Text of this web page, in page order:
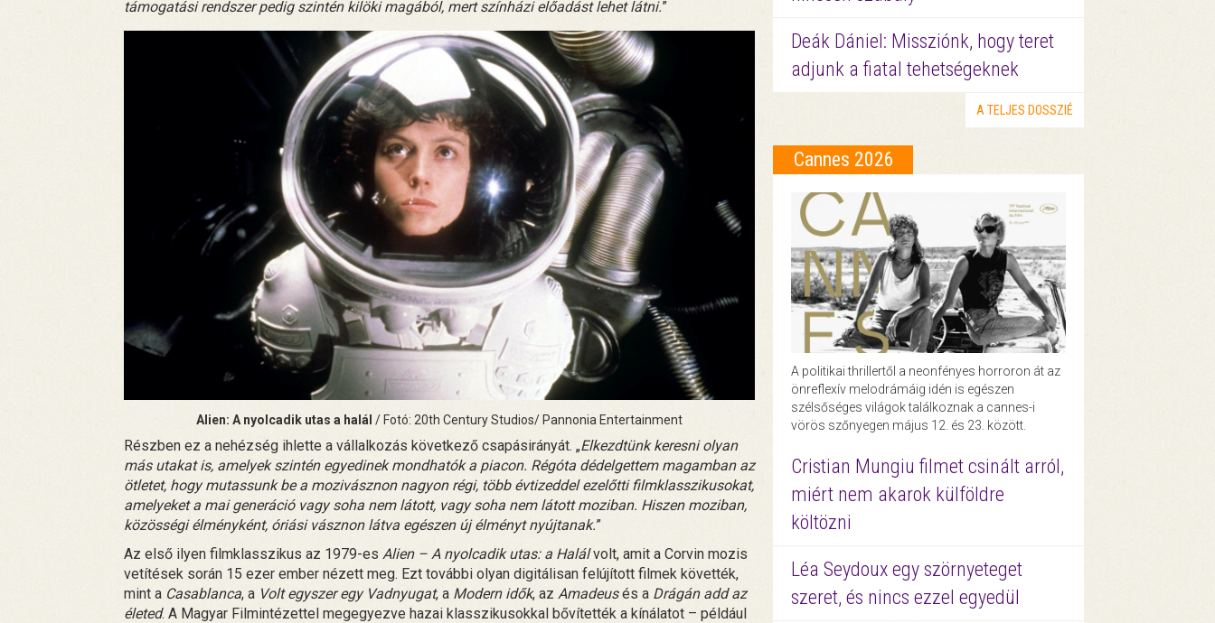
támogatási rendszer pedig szintén kilöki magából, mert színházi előadást lehet látni.”
Alien: A nyolcadik utas a halál / Fotó: 20th Century Studios/ Pannonia Entertainment
Részben ez a nehézség ihlette a vállalkozás következő csapásirányát. „Elkezdtünk keresni olyan
más utakat is, amelyek szintén egyedinek mondhatók a piacon. Régóta dédelgettem magamban az
ötletet, hogy mutassunk be a mozivásznon nagyon régi, több évtizeddel ezelőtti filmklasszikusokat,
amelyeket a mai generáció vagy soha nem látott, vagy soha nem látott moziban. Hiszen moziban,
közösségi élményként, óriási vásznon látva egészen új élményt nyújtanak.”
Az első ilyen filmklasszikus az 1979-es Alien – A nyolcadik utas: a Halálvolt, amit a Corvin mozis
vetítések során 15 ezer ember nézett meg. Ezt további olyan digitálisan felújított filmek követték,
mint a Casablanca, a Volt egyszer egy Vadnyugat, a Modern idők, az Amadeusés a Drágán add az
életed. A Magyar Filmintézettel megegyezve hazai klasszikusokkal bővítették a kínálatot – például
Deák Dániel: Missziónk, hogy teret
adjunk a fiatal tehetségeknek
A TELJES DOSSZIÉ
Cannes 2026
A politikai thrillertől a neonfényes horroron át az
önreflexív melodrámáig idén is egészen
szélsőséges világok találkoznak a cannes-i
vörös szőnyegen május 12. és 23. között.
Cristian Mungiu filmet csinált arról,
miért nem akarok külföldre
költözni
Léa Seydoux egy szörnyeteget
szeret, és nincs ezzel egyedül